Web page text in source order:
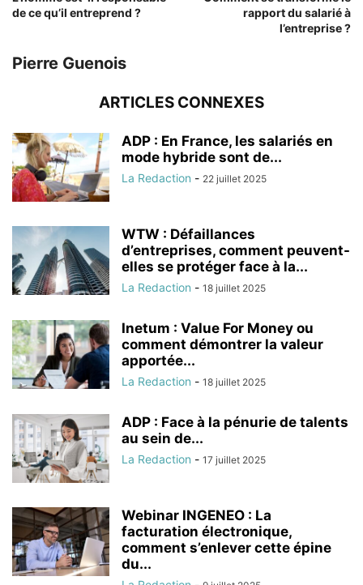
de ce qu’il entreprend ?
rapport du salarié à
l’entreprise ?
Pierre Guenois
ARTICLES CONNEXES
ADP : En France, les salariés en
mode hybride sont de...
La Redaction - 22 juillet 2025
WTW : Défaillances
d’entreprises, comment peuvent-
elles se protéger face à la...
La Redaction - 18 juillet 2025
Inetum : Value For Money ou
comment démontrer la valeur
apportée...
La Redaction - 18 juillet 2025
ADP : Face à la pénurie de talents
au sein de...
La Redaction - 17 juillet 2025
Webinar INGENEO : La
facturation électronique,
comment s’enlever cette épine
du...